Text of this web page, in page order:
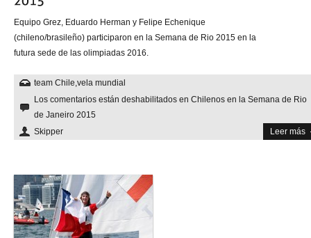
Equipo Grez, Eduardo Herman y Felipe Echenique
(chileno/brasileño) participaron en la Semana de Rio 2015 en la
futura sede de las olimpiadas 2016.
team Chile vela mundial
Los comentarios están deshabilitados en Chilenos en la Semana de Rio
de Janeiro 2015
Skipper
Leer más